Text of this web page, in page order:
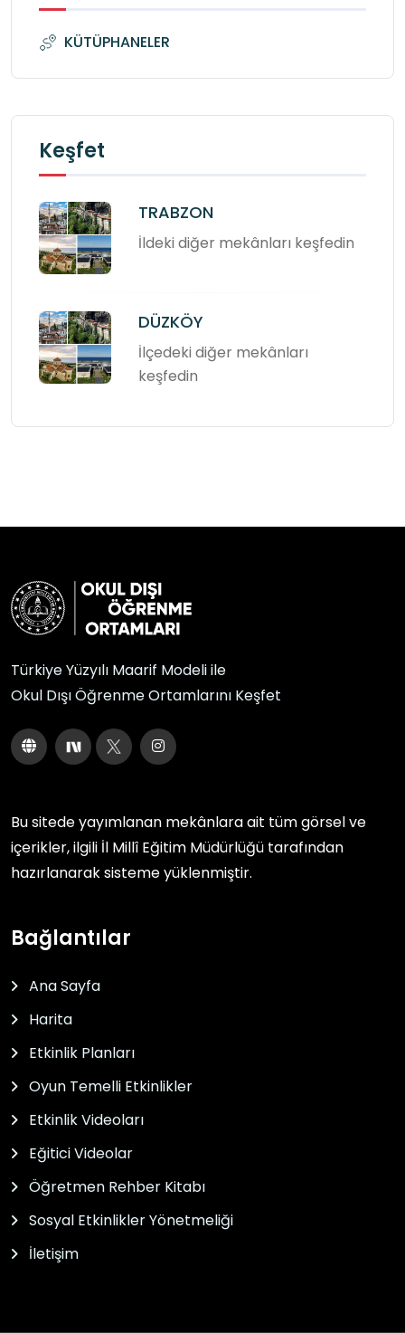
KÜTÜPHANELER
Keşfet
TRABZON
İldeki diğer mekânları keşfedin
DÜZKÖY
İlçedeki diğer mekânları
keşfedin
Türkiye Yüzyılı Maarif Modeli ile
Okul Dışı Öğrenme Ortamlarını Keşfet
Bu sitede yayımlanan mekânlara ait tüm görsel ve
içerikler, ilgili İl Millî Eğitim Müdürlüğü tarafından
hazırlanarak sisteme yüklenmiştir.
Bağlantılar
Ana Sayfa
Harita
Etkinlik Planları
Oyun Temelli Etkinlikler
Etkinlik Videoları
Eğitici Videolar
Öğretmen Rehber Kitabı
Sosyal Etkinlikler Yönetmeliği
İletişim